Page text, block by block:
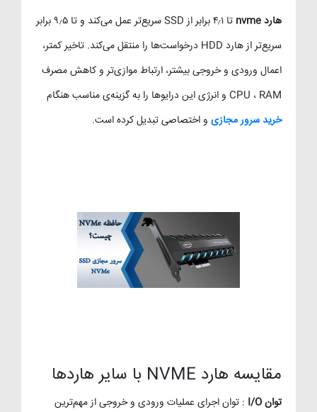
هارد nvme
تا ۴٫۱ برابر از SSD سریع‌تر عمل می‌کند و تا ۹٫۵ برابر
سریع‌تر از هارد HDD درخواست‌ها را منتقل می‌کند. تاخیر کمتر،
اعمال ورودی و خروجی بیشتر، ارتباط موازی‌تر و کاهش مصرف
CPU ، RAM و انرژی این درایوها را به گزینه‌ی مناسب هنگام
خرید سرور مجازی و اختصاصی تبدیل کرده است.
مقایسه هارد NVME با سایر هاردها
توان I/O
: توان اجرای عملیات ورودی و خروجی از مهم‌ترین